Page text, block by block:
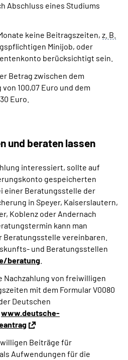
Abschluss eines Studiums
keine Beitragszeiten, z. B.
Minijob, oder
berücksichtigt sein.
Betrag zwischen dem
100,07 Euro und dem
Euro.
und beraten lassen
interessiert, sollte auf
gespeicherten
einer Beratungsstelle der
in Speyer, Kaiserslautern,
Koblenz oder Andernach
kann man
vereinbaren.
und Beratungsstellen
beratung
Nachzahlung von freiwilligen
mit dem Formular V0080
Deutschen
www.deutsche-
Beiträge für
Aufwendungen für die